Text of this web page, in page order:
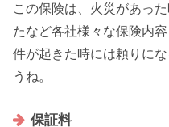
この保険は、火災があっ
たなど各社様々な保険内
件が起きた時には頼りに
うね。
保証料